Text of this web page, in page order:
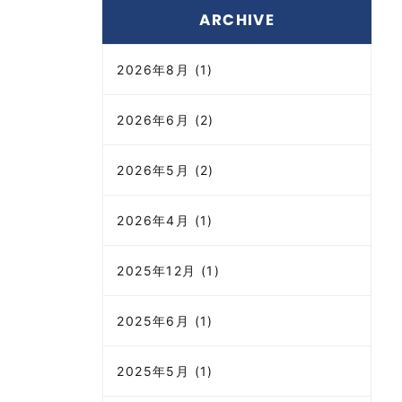
ARCHIVE
2026年8月 (1)
2026年6月 (2)
2026年5月 (2)
2026年4月 (1)
2025年12月 (1)
2025年6月 (1)
2025年5月 (1)